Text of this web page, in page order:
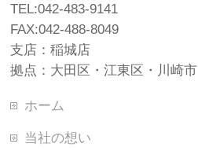
TEL:042-483-9141
FAX:042-488-8049
支店：稲城店
拠点：大田区・江東区・川崎市
ホーム
当社の想い